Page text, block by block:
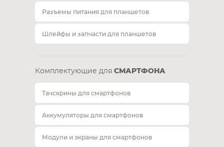
Разъемы питания для планшетов
Шлейфы и запчасти для планшетов
Комплектующие для СМАРТФОНА
Тачскрины для смартфонов
Аккумуляторы для смартфонов
Модули и экраны для смартфонов